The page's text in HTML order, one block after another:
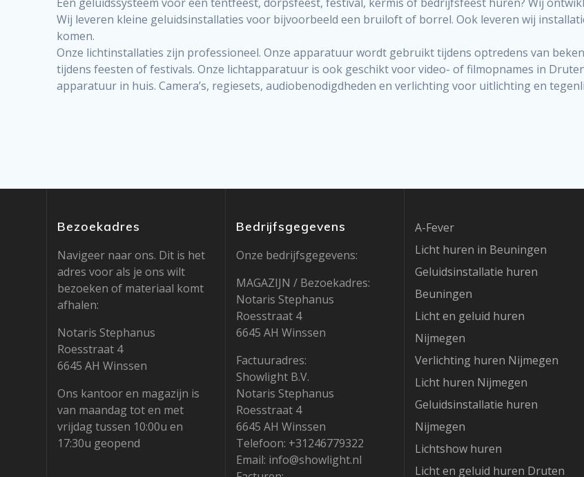
Wij leveren kleine geluidsinstallaties voor bijvoorbeeld een bruiloft of borrel. Ook leveren wij
komen.
Onze lichtinstallaties zijn professioneel. Onze apparatuur wordt gebruikt tijdens optredens van
tijdens feesten of festivals. Onze lichtapparatuur is ook geschikt voor video- of filmopnames in
apparatuur in huis. Camera’s, regiesets, audiobenodigdheden en verlichting voor uitlichting en
Bezoekadres
Navigeer naar ons. Dit is het
adres voor als je ons wilt
bezoeken of materiaal komt
afhalen:
Notaris Stephanus
Roesstraat 4
6645 AH Winssen
Ons kantoor en magazijn is
van maandag tot en met
vrijdag tussen 10:00u en
17:30u geopend
Bedrijfsgegevens
Onze bedrijfsgegevens:
MAGAZIJN / Bezoekadres:
Notaris Stephanus
Roesstraat 4
6645 AH Winssen
Factuuradres:
Showlight B.V.
Notaris Stephanus
Roesstraat 4
6645 AH Winssen
Telefoon: +31246779322
Email: info@showlight.nl
A-Fever
Licht huren in Beuningen
Geluidsinstallatie huren
Beuningen
Licht en geluid huren
Nijmegen
Verlichting huren Nijmegen
Licht huren Nijmegen
Geluidsinstallatie huren
Nijmegen
Lichtshow huren
Licht en geluid huren Druten